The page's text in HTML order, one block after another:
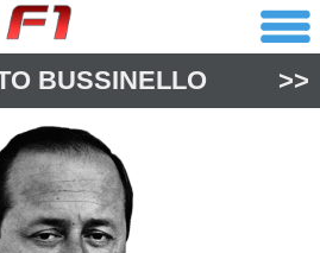
BUSSINELLO >>